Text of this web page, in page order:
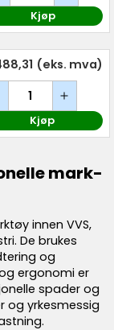
Kjøp
(eks. mva)
Kjøp
mark-
innen VVS,
De brukes
og
ergonomi er
spader og
og yrkesmessig